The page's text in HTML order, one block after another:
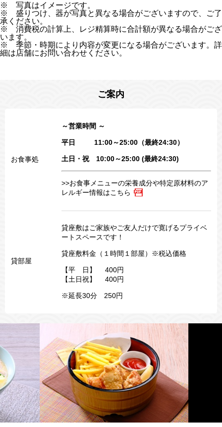
※ 写真はイメージです。
※ 盛りつけ、器が写真と異なる場合がございますので、ご了
承ください。
※ 消費税の計算上、レジ精算時に合計額が異なる場合がござ
います。
※ 季節・時期により内容が変更になる場合がございます。詳
細は店舗にお問い合わせください。
ご案内
お食事処
～営業時間 ～
平日 11:00～25:00（最終24:30）
土日・祝 10:00～25:00 (最終24:30)
>>お食事メニューの栄養成分や特定原材料のア
レルギー情報はこちら
貸部屋
貸座敷はご家族やご友人だけで寛げるプライベ
ートスペースです！
貸座敷料金（１時間１部屋）※税込価格
【平 日】 400円
【土日祝】 400円
※延長30分 250円